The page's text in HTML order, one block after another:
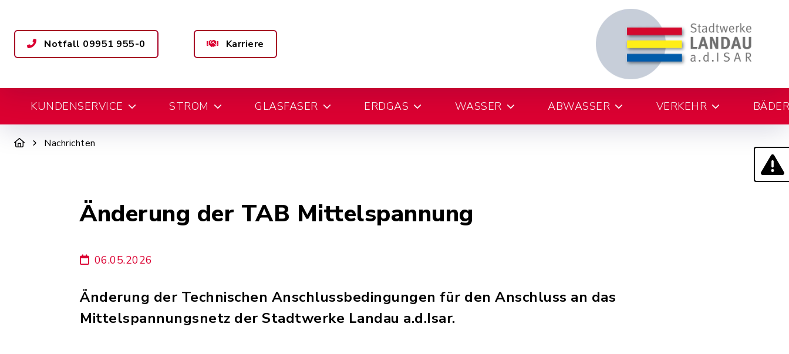
Notfall 09951 955-0 Karriere
KUNDENSERVICE STROM GLASFASER ERDGAS WASSER ABWASSER VERKEHR BÄDER
Nachrichten
Änderung der TAB Mittelspannung
06.05.2026
Änderung der Technischen Anschlussbedingungen für den Anschluss an das
Mittelspannungsnetz der Stadtwerke Landau a.d.Isar.